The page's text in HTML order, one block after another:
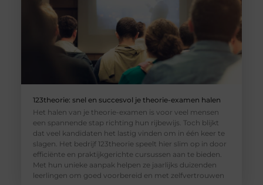
123theorie: snel en succesvol je theorie-examen halen
Het halen van je theorie-examen is voor veel mensen
een spannende stap richting hun rijbewijs. Toch blijkt
dat veel kandidaten het lastig vinden om in één keer te
slagen. Het bedrijf 123theorie speelt hier slim op in door
efficiënte en praktijkgerichte cursussen aan te bieden.
Met hun unieke aanpak helpen ze jaarlijks duizenden
leerlingen om goed voorbereid en met zelfvertrouwen